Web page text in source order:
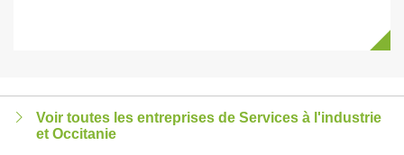
Voir toutes les entreprises de Services à l'industrie
et Occitanie